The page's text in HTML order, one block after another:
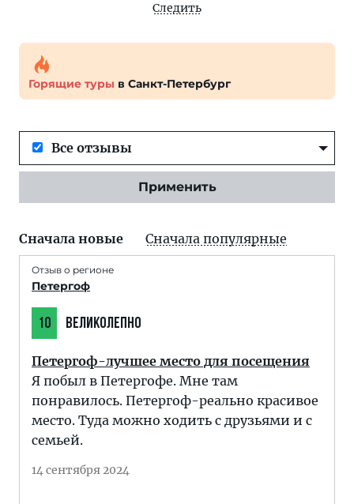
Следить
Горящие туры в Санкт-Петербург
Все отзывы
Применить
Сначала новые Сначала популярные
Отзыв о регионе
Петергоф
10 ВЕЛИКОЛЕПНО
Петергоф-лучшее место для посещения
Я побыл в Петергофе. Мне там
понравилось. Петергоф-реально красивое
место. Туда можно ходить с друзьями и с
семьей.
14 сентября 2024